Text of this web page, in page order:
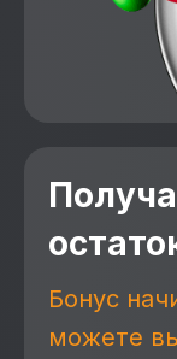
Бонус
можете